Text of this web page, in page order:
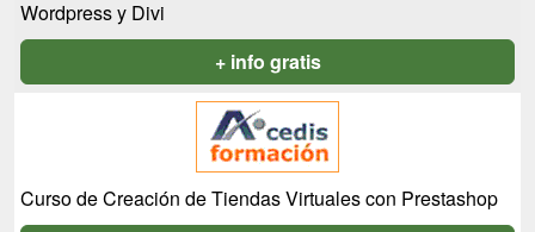
Wordpress y Divi
+ info gratis
Curso de Creación de Tiendas Virtuales con Prestashop